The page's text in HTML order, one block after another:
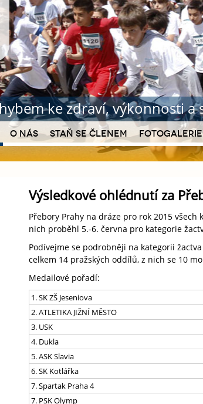
ke zdraví, výkonnosti a
O nás Staň se členem Fotogalerie
Výsledkové ohlédnutí za
Přebory Prahy na dráze pro rok 2015
nich proběhl 5.-6. června pro kategorie
Podívejme se podrobněji na kategorii
celkem 14 pražských oddílů, z nich se 10
Medailové pořadí:
1. SK ZŠ Jeseniova
2. ATLETIKA JIŽNÍ MĚSTO
3. USK
4. Dukla
5. ASK Slavia
6. SK Kotlářka
7. Spartak Praha 4
7. PSK Olymp